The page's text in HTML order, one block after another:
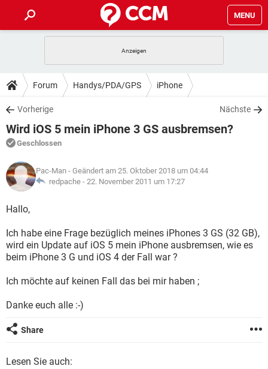
MENU
ANDROID IOS
WINDOWS 10
WHATSAPP TIKTOK
FACEBOOK
TIPPS & TRICKS
SPIELE STREAMING
WINDOWS 10
WHATSAPP
FACEBOOK HARDWARE
DOWNLOADS
SPIELE STREAMING
ANDROID
WINDOWS 10 INSTAGRAM
WHATSAPP
FACEBOOK
FORUM
SPIELE
ANDROID IOS
FACEBOOK HARDWARE
LEXIKON
SPIELE
ANDROID
WINDOWS 10 INSTAGRAM
WHATSAPP TIKTOK
Forum Handys/PDA/GPS iPhone
Vorherige Nächste
Wird iOS 5 mein iPhone 3 GS ausbremsen?
Geschlossen
Pac-Man - Geändert am 25. Oktober 2018 um 04:44
redpache - 22. November 2011 um 17:27
Hallo,
Ich habe eine Frage bezüglich meines iPhones 3 GS (32 GB),
wird ein Update auf iOS 5 mein iPhone ausbremsen, wie es
beim iPhone 3 G und iOS 4 der Fall war ?
Ich möchte auf keinen Fall das bei mir haben ;
Danke euch alle :-)
Share
Lesen Sie auch: